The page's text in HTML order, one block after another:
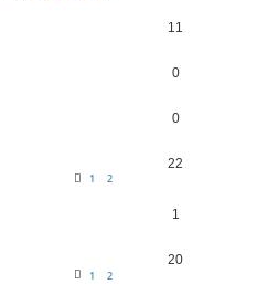
11
0
0
1 2
22
1
1 2
20